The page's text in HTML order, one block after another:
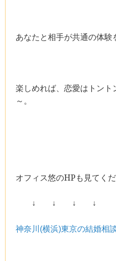
あなたと相手が共通の体験
楽しめれば、恋愛はトント
～。
オフィス悠のHPも見てく
↓ ↓ ↓ ↓
神奈川(横浜)東京の結婚相